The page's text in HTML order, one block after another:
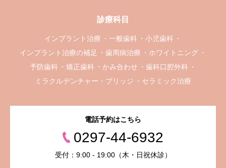
診療科目
インプラント治療 一般歯科
小児歯科
インプラント治療の補足
歯周病治療
ホワイトニング
予防歯科
矯正歯科 かみ合わせ
歯科口腔外科
ミラクルデンチャー・ブリッジ
セラミック治療
電話予約はこちら
0297-44-6932
受付：9:00 - 19:00（木・日祝休診）